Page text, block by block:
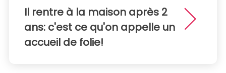
Il rentre à la maison après 2
ans: c'est ce qu'on appelle un
accueil de folie!